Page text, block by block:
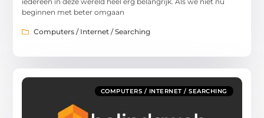
beginnen met beter omgaan
Computers / Internet / Searching
COMPUTERS / INTERNET / SEARCHING